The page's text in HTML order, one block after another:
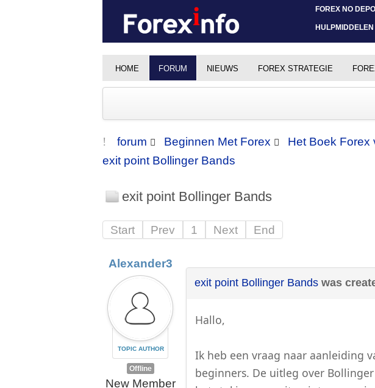
FOREX NO
HULPMIDDELEN
HOME FORUM NIEUWS FOREX STRATEGIE
forum Beginnen Met Forex
Het Boek Forex
exit point Bollinger Bands
exit point Bollinger Bands
Start Prev 1 Next End
Alexander3
TOPIC AUTHOR
Offline
New Member
exit point Bollinger Bands was
Hallo,
Ik heb een vraag naar aanleiding
beginners. De uitleg over